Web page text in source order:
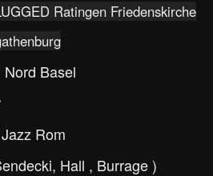
Ratingen Friedenskirche
Basel
Rom
Hall , Burrage )